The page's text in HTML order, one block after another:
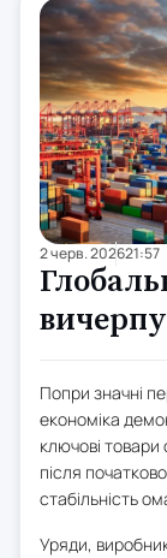
2 черв. 202621:57
Попри значні
економіка
ключові товари
після
стабільність
Уряди,